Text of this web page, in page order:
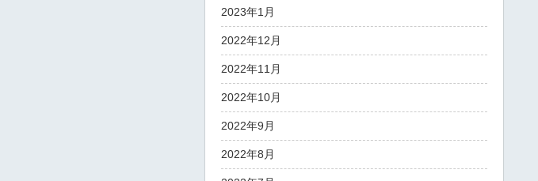
2023年1月
2022年12月
2022年11月
2022年10月
2022年9月
2022年8月